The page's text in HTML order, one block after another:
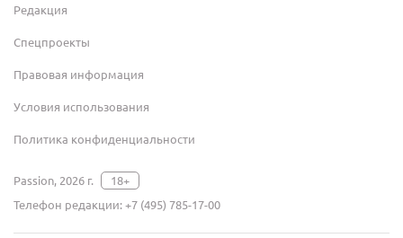
Редакция
Спецпроекты
Правовая информация
Условия использования
Политика конфиденциальности
Passion, 2026 г.
18+
Телефон редакции:+7 (495) 785-17-00